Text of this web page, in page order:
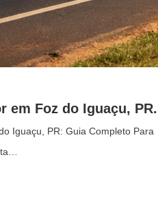
em Foz do Iguaçu, PR.
Iguaçu, PR: Guia Completo Para